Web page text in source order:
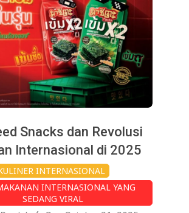
Snacks dan Revolusi
Internasional di 2025
INTERNASIONAL
INTERNASIONAL YANG
SEDANG VIRAL